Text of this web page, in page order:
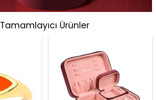
Tamamlayıcı Ürünler